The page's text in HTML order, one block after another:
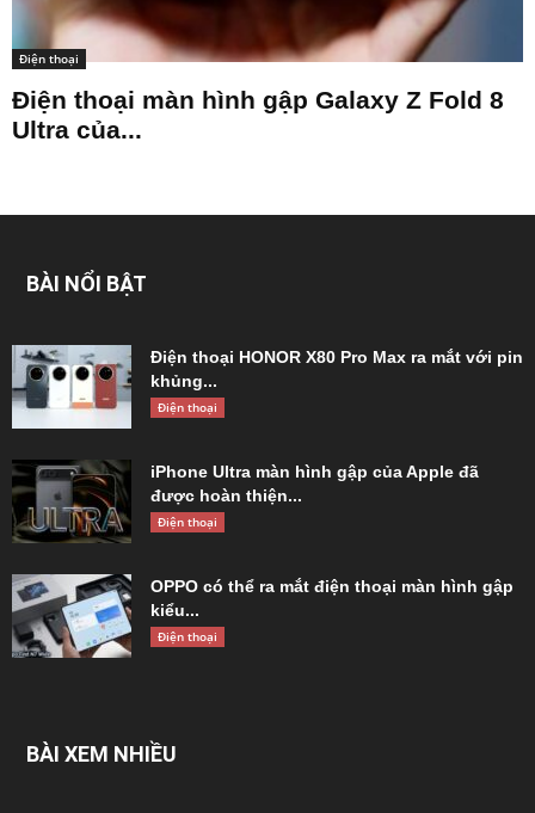
Điện thoại
Điện thoại màn hình gập Galaxy Z Fold 8
Ultra của...
BÀI NỔI BẬT
Điện thoại HONOR X80 Pro Max ra mắt với pin
khủng...
Điện thoại
iPhone Ultra màn hình gập của Apple đã
được hoàn thiện...
Điện thoại
OPPO có thể ra mắt điện thoại màn hình gập
kiểu...
Điện thoại
BÀI XEM NHIỀU